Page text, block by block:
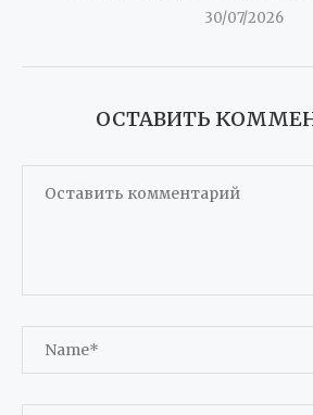
30/07/2026
ОСТАВИТЬ